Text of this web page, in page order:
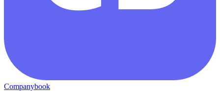
Companybook